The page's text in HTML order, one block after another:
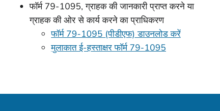
फॉर्म 79-1095, ग्राहक की जानकारी प्राप्त करने या
ग्राहक की ओर से कार्य करने का प्राधिकरण
फॉर्म 79-1095 (पीडीएफ) डाउनलोड करें
मुलाकात ई-हस्ताक्षर फॉर्म 79-1095